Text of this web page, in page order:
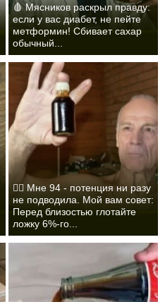
🩸 Мясников раскрыл правду:
если у вас диабет, не пейте
метформин! Сбивает сахар
обычный...
❤️‍🔥 Мне 94 - потенция ни разу
не подводила. Мой вам совет:
Перед близостью глотайте
ложку 6%-го...